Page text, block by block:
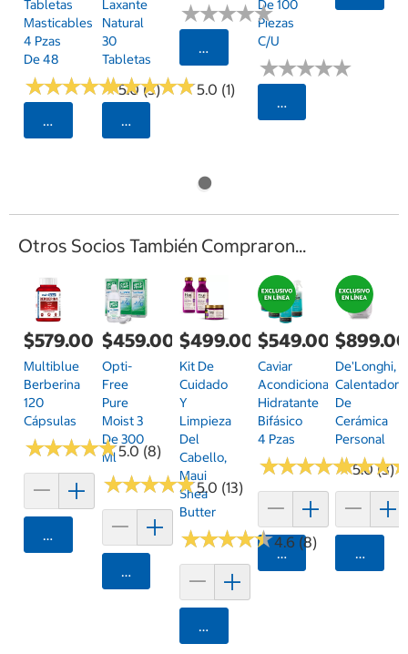
Tabletas
Masticables
4 Pzas
De 48
★★★★★
★★★★★5.0 (3)
Seleccionar Código Postal
Laxante
Natural
30
Tabletas
★★★★★
★★★★★5.0 (1)
Seleccionar Código Postal
★★★★★
★★★★★
Seleccionar Código Postal
De 100
Piezas
C/u
★★★★★
★★★★★
Seleccionar
Otros Socios También Compraron...
$579.00
Multiblue
Berberina
120
Cápsulas
★★★★★
★★★★★5.0 (8)
Agregar
$459.00
Opti-
Free
Pure
Moist 3
De 300
Ml
★★★★★
★★★★★5.0 (13)
Agregar
$499.00
Kit De
Cuidado
Y
Limpieza
Del
Cabello,
Maui
Shea
Butter
★★★★★
★★★★★4.6 (8)
Agregar
$549.00
Caviar
Acondicionador
Hidratante
Bifásico
4 Pzas
★★★★★
★★★★★5.0 (3)
Agregar
De'Longhi,
Calentador
De
Cerámica
Personal
★★★
★★★